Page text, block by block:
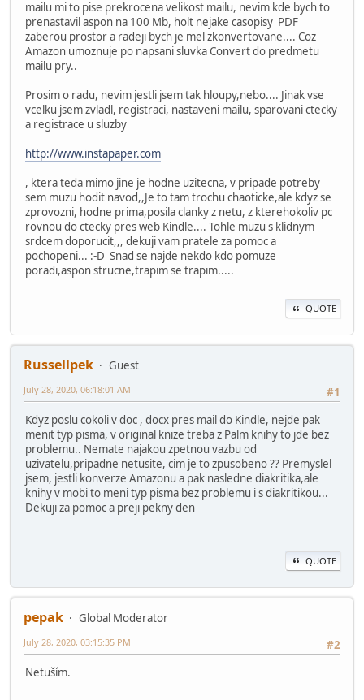
mailu mi to pise prekrocena velikost mailu, nevim kde bych to
prenastavil aspon na 100 Mb, holt nejake casopisy PDF
zaberou prostor a radeji bych je mel zkonvertovane.... Coz
Amazon umoznuje po napsani sluvka Convert do predmetu
mailu pry..
Prosim o radu, nevim jestli jsem tak hloupy,nebo.... Jinak vse
vcelku jsem zvladl, registraci, nastaveni mailu, sparovani ctecky
a registrace u sluzby
http://www.instapaper.com
, ktera teda mimo jine je hodne uzitecna, v pripade potreby
sem muzu hodit navod,,Je to tam trochu chaoticke,ale kdyz se
zprovozni, hodne prima,posila clanky z netu, z kterehokoliv pc
rovnou do ctecky pres web Kindle.... Tohle muzu s klidnym
srdcem doporucit,,, dekuji vam pratele za pomoc a
pochopeni... :-D Snad se najde nekdo kdo pomuze
poradi,aspon strucne,trapim se trapim.....
QUOTE
Russellpek
Guest
#1
July 28, 2020, 06:18:01 AM
Kdyz poslu cokoli v doc , docx pres mail do Kindle, nejde pak
menit typ pisma, v original knize treba z Palm knihy to jde bez
problemu.. Nemate najakou zpetnou vazbu od
uzivatelu,pripadne netusite, cim je to zpusobeno ?? Premyslel
jsem, jestli konverze Amazonu a pak nasledne diakritika,ale
knihy v mobi to meni typ pisma bez problemu i s diakritikou...
Dekuji za pomoc a preji pekny den
QUOTE
pepak
Global Moderator
#2
July 28, 2020, 03:15:35 PM
Netuším.